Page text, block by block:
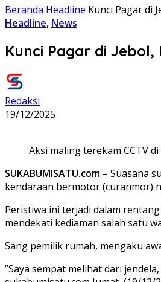
Beranda Headline Kunci Pagar di
Headline, News
Kunci Pagar di Jebol,
Redaksi
19/12/2025
Aksi maling terekam CCTV
SUKABUMISATU.com – Suasana
kendaraan bermotor (curanmor)
​Peristiwa ini terjadi dalam
mendekati kediaman salah satu
​Sang pemilik rumah, mengaku
​”Saya sempat melihat dari